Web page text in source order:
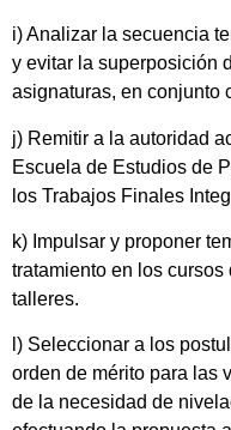
i) Analizar la secuencia
y evitar la superposición
asignaturas, en conjunto
j) Remitir a la autoridad
Escuela de Estudios de
los Trabajos Finales
k) Impulsar y proponer
tratamiento en los
talleres.
l) Seleccionar a los
orden de mérito para las
de la necesidad de